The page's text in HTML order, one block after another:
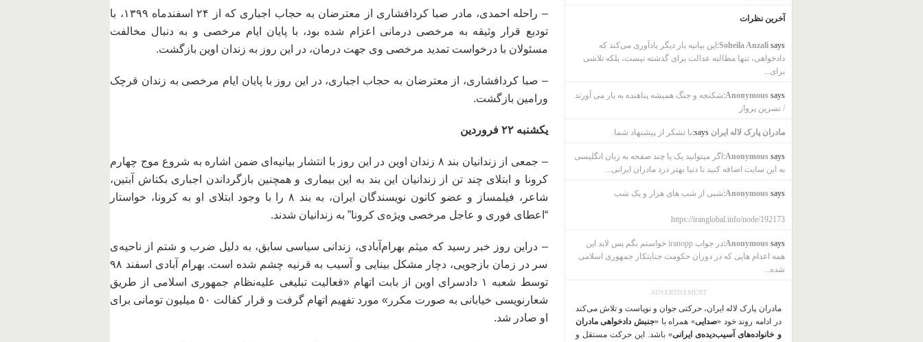
– راحله احمدی، مادر صبا کرد‌افشاری از معترضان به حجاب اجباری که از ۲۴ اسفندماه ۱۳۹۹، با
تودیع قرار وثیقه به مرخصی درمانی اعزام شده بود، با پایان ایام مرخصی و به دنبال مخالفت
مسئولان با درخواست تمدید مرخصی وی جهت درمان، در این روز به زندان اوین بازگشت.
– صبا کردافشاری، از معترضان به حجاب اجباری، در این روز با پایان ایام مرخصی به زندان قرچک
ورامین بازگشت.
یکشنبه ۲۲ فروردین
– جمعی از زندانیان بند ۸ زندان اوین در این روز با انتشار بیانیه‌ای ضمن اشاره به شروع موج چهارم
کرونا و ابتلای چند تن از زندانیان این بند به این بیماری و همچنین بازگرداندن اجباری بکتاش آبتین،
شاعر، فیلمساز و عضو کانون نویسندگان ایران، به بند ۸ را با وجود ابتلای او به کرونا، خواستار
“اعطای فوری و عاجل مرخصی ویژه‌ی کرونا” به زندانیان شدند.
– دراین روز خبر رسید که میثم بهرام‌آبادی، زندانی سیاسی سابق، به دلیل ضرب و شتم از ناحیه‌ی
سر در زمان بازجویی، دچار مشکل بینایی و آسیب به قرنیه چشم شده است. بهرام آبادی اسفند ۹۸
توسط شعبه ۱ دادسرای اوین از بابت اتهام «فعالیت تبلیغی علیه‌نظام جمهوری اسلامی از طریق
شعارنویسی خیابانی به صورت مکرر» مورد تفهیم اتهام گرفت و قرار کفالت ۵۰ میلیون تومانی برای
او صادر شد.
آخرین نظرات
Soheila Anzalisays:
این بیانیه بار دیگر یادآوری می‌کند که
دادخواهی، تنها مطالبه عدالت برای گذشته نیست، بلکه تلاشی
برای...
Anonymoussays:
شکنجه و جنگ همیشه پناهنده به بار می آورند
/ نسرین پرواز
مادران پارک لاله ایران says: با تشکر از پیشنهاد شما.
Anonymoussays:
اگر میتوانید یک یا چند صفحه به زبان انگلیسی
به این سایت اضافه کنید تا دنیا بهتر درد مادران ایرانی...
Anonymoussays: شبی از شب های هزار و یک شب
https://iranglobal.info/node/192173
Anonymoussays:
در جواب iranopp خواستم بگم پس لابد این
همه اعدام هایی که در دوران حکومت جنایتکار جمهوری اسلامی
شده...
ADVERTISEMENT
مادران پارک لاله ایران، حرکتی جوان و نوپاست و تلاش می‌کند
در ادامه روند خود «صدایی» همراه با «جنبش دادخواهی مادران
و خانواده‌های آسیب‌دیده‌ی ایرانی» باشد. این حرکت مستقل و